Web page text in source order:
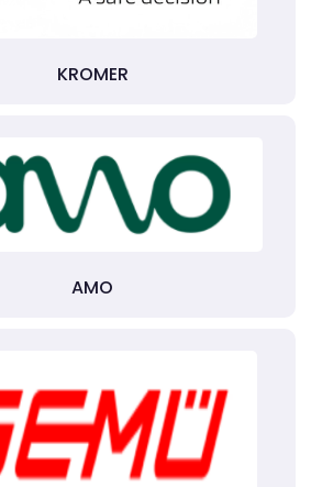
KROMER
AMO